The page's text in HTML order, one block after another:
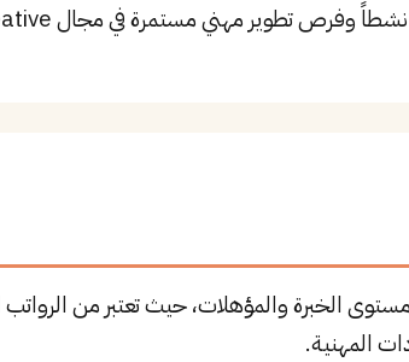
الخبرة والمؤهلات، حيث تعتبر من
المهنية.